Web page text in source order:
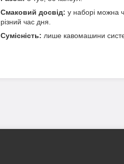
Смаковий досвід: у наборі можна
різний час дня.
Сумісність: лише кавомашини